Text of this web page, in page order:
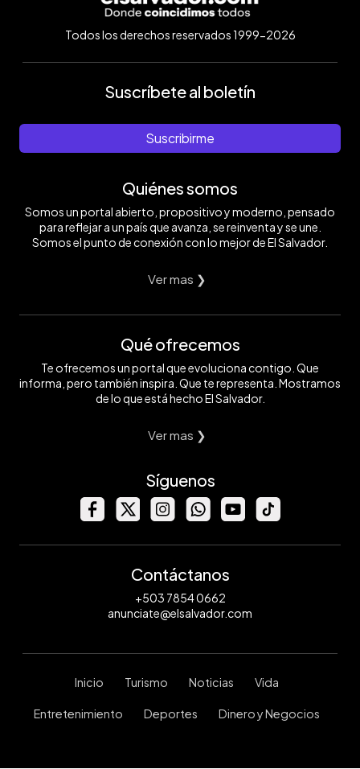
Todos los derechos reservados 1999-2026
Suscríbete al boletín
Suscribirme
Quiénes somos
Somos un portal abierto, propositivo y moderno, pensado
para reflejar a un país que avanza, se reinventa y se une.
Somos el punto de conexión con lo mejor de El Salvador.
Ver mas ❯
Qué ofrecemos
Te ofrecemos un portal que evoluciona contigo. Que
informa, pero también inspira. Que te representa. Mostramos
de lo que está hecho El Salvador.
Ver mas ❯
Síguenos
Contáctanos
+503 7854 0662
anunciate@elsalvador.com
Inicio Turismo Noticias Vida
Entretenimiento Deportes Dinero y Negocios